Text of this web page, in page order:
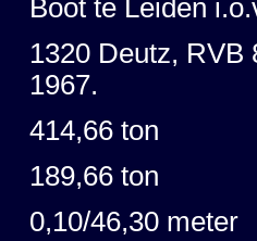
Boot te Leiden
1320 Deutz, RVB
1967.
414,66 ton
189,66 ton
0,10/46,30 meter